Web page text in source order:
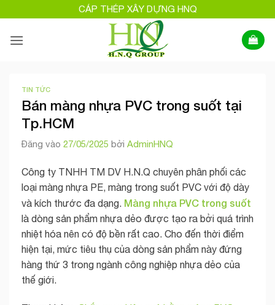
qua
nội
CÁP THÉP XÂY DỰNG HNQ
TIN TỨC
Bán màng nhựa PVC trong suốt tại
Tp.HCM
Đăng vào 27/05/2025 bởi AdminHNQ
Công ty TNHH TM DV H.N.Q chuyên phân phối các
loại màng nhựa PE, màng trong suốt PVC với độ dày
và kích thước đa dạng. Màng nhựa PVC trong suốt
là dòng sản phẩm nhựa dẻo được tạo ra bởi quá trình
nhiệt hóa nên có độ bền rất cao. Cho đến thời điểm
hiện tại, mức tiêu thụ của dòng sản phẩm này đứng
hàng thứ 3 trong ngành công nghiệp nhựa dẻo của
thế giới.